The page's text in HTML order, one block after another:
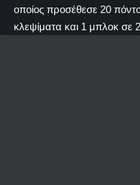
οποίος προσέθεσε 20
κλεψίματα και 1 μπλοκ σε